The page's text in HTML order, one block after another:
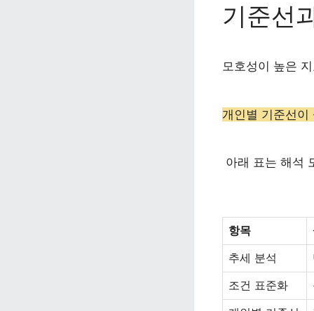
기준선
모호성이 높은
개인별 기준선
아래 표는 해석
항목
추세 분석
조건 표준화